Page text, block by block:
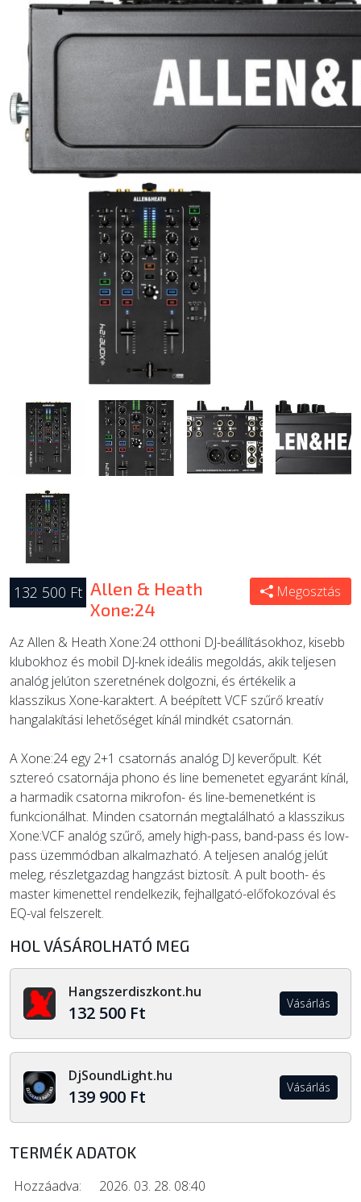
132 500 Ft Allen & Heath
Xone:24
Megosztás
Az Allen & Heath Xone:24 otthoni DJ-beállításokhoz, kisebb
klubokhoz és mobil DJ-knek ideális megoldás, akik teljesen
analóg jelúton szeretnének dolgozni, és értékelik a
klasszikus Xone-karaktert. A beépített VCF szűrő kreatív
hangalakítási lehetőséget kínál mindkét csatornán.
A Xone:24 egy 2+1 csatornás analóg DJ keverőpult. Két
sztereó csatornája phono és line bemenetet egyaránt kínál,
a harmadik csatorna mikrofon- és line-bemenetként is
funkcionálhat. Minden csatornán megtalálható a klasszikus
Xone:VCF analóg szűrő, amely high-pass, band-pass és low-
pass üzemmódban alkalmazható. A teljesen analóg jelút
meleg, részletgazdag hangzást biztosít. A pult booth- és
master kimenettel rendelkezik, fejhallgató-előfokozóval és
EQ-val felszerelt.
HOL VÁSÁROLHATÓ MEG
Hangszerdiszkont.hu
132 500 Ft Vásárlás
DjSoundLight.hu
139 900 Ft Vásárlás
TERMÉK ADATOK
Hozzáadva:
2026. 03. 28. 08:40